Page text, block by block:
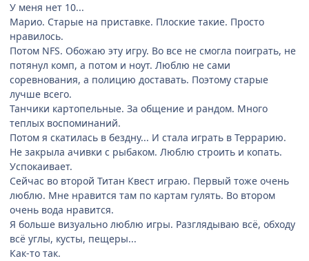
У меня нет 10...
Марио. Старые на приставке. Плоские такие. Просто
нравилось.
Потом NFS. Обожаю эту игру. Во все не смогла поиграть, не
потянул комп, а потом и ноут. Люблю не сами
соревнования, а полицию доставать. Поэтому старые
лучше всего.
Танчики картопельные. За общение и рандом. Много
теплых воспоминаний.
Потом я скатилась в бездну... И стала играть в Террарию.
Не закрыла ачивки с рыбаком. Люблю строить и копать.
Успокаивает.
Сейчас во второй Титан Квест играю. Первый тоже очень
люблю. Мне нравится там по картам гулять. Во втором
очень вода нравится.
Я больше визуально люблю игры. Разглядываю всё, обходу
всё углы, кусты, пещеры...
Как-то так.